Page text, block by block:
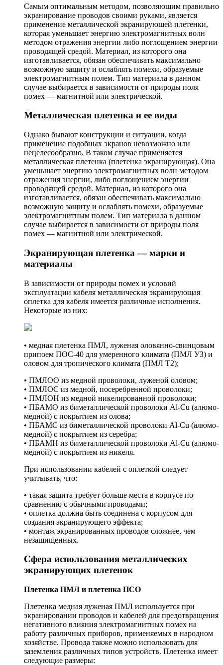
Самым оптимальным методом, позволяющим правильно
экранирование проводов своими руками, является
применение металлической экранирующей плетенки,
которая уменьшает энергию электромагнитных волн
методом отражения энергии либо поглощением энергии
проводящей средой. Материал, из которого она
изготавливается, обязан обеспечивать максимально
возможную защиту и ослаблять помехи, образуемые
электромагнитным полем. Тип материала в данном
случае выбирается в зависимости от природы поля
помех — магнитной или электрической.
Металлическая плетенка и ее виды
Однако бывают конструкции и ситуации, когда
применение подобных экранов невозможно или
нецелесообразно. В таком случае применяется
металлическая плетенка (плетенка экранирующая). Она
уменьшает энергию электромагнитных волн методом
отражения энергии, либо поглощением энергии
проводящей средой. Материал, из которого она
изготавливается, обязан обеспечивать максимально
возможную защиту и ослаблять помехи, образуемые
электромагнитным полем. Тип материала в данном
случае выбирается в зависимости от природы поля
помех — магнитной или электрической.
Экранирующая плетенка — марки и
материалы
В зависимости от природы помех и условий
эксплуатации кабеля металлическая экранирующая
оплетка для кабеля имеется различные исполнения.
Некоторые из них:
• медная плетенка ПМЛ, луженая оловянно-свинцовым
припоем ПОС-40 для умеренного климата (ПМЛ УЗ) и
оловом для тропического климата (ПМЛ Т2);
• ПМЛОО из медной проволоки, луженой оловом;
• ПМЛОС из медной, посеребренной проволоки;
• ПМЛОН из медной никелированной проволоки;
• ПБАМО из биметаллической проволоки Al-Cu (алюмо-
медной) с покрытием из олова;
• ПБАМС из биметаллической проволоки Al-Cu (алюмо-
медной) с покрытием из серебра;
• ПБАМН из биметаллической проволоки Al-Cu (алюмо-
медной) с покрытием из никеля.
При использовании кабелей с оплеткой следует
учитывать, что:
• такая защита требует больше места в корпусе по
сравнению с обычными проводами;
• оплетка должна быть соединена с корпусом для
создания экранирующего эффекта;
• монтаж экранированных проводов сложнее, чем
незащищенных.
Сфера использования металлических
экранирующих плетенок
Плетенка ПМЛ и плетенка ПСО
Плетенка медная луженая ПМЛ используется при
экранировании проводов и кабелей для предотвращения
негативного влияния электромагнитных помех на
работу различных приборов, применяемых в народном
хозяйстве. Провода также можно использовать для
заземления различных типов устройств. Плетенка имеет
следующие размеры: